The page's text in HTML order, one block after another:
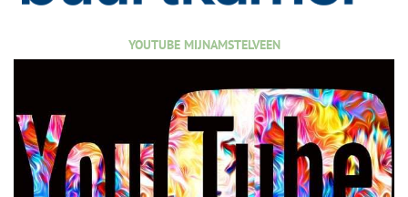
YOUTUBE MIJNAMSTELVEEN